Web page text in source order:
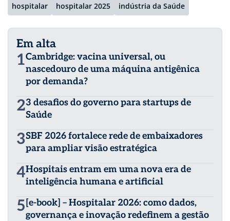
hospitalar hospitalar 2025 indústria da Saúde
Em alta
1Cambridge: vacina universal, ou
nascedouro de uma máquina antigênica
por demanda?
23 desafios do governo para startups de
Saúde
3SBF 2026 fortalece rede de embaixadores
para ampliar visão estratégica
4Hospitais entram em uma nova era de
inteligência humana e artificial
5 [e-book] – Hospitalar 2026: como dados,
governança e inovação redefinem a gestão